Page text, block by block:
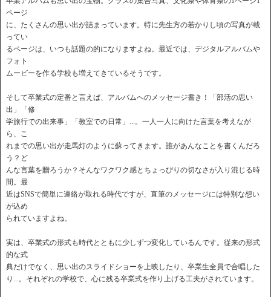
ページ
に、たくさんの思い出が詰まっています。特に先生方の若かりし頃の写真が載
ってい
るページは、いつも話題の的になりますよね。最近では、デジタルアルバムや
フォト
ムービーを作る学校も増えてきているそうです。
そして卒業式の定番と言えば、アルバムへのメッセージ書き！「部活の思い
出」「修
学旅行での出来事」「教室での日常」...。一人一人に向けた言葉を考えなが
ら、こ
れまでの思い出が走馬灯のように蘇ってきます。誰があんなことを書くんだろ
う？ど
んな言葉を贈ろうか？そんなワクワク感とちょっぴりの切なさが入り混じる時
間。最
近はSNSで簡単に連絡が取れる時代ですが、直筆のメッセージには特別な想い
が込め
られていますよね。
実は、卒業式の形式も時代とともに少しずつ変化しているんです。従来の形式
的な式
典だけでなく、思い出のスライドショーを上映したり、卒業生全員で合唱した
り...。それぞれの学校で、心に残る卒業式を作り上げる工夫がされています。